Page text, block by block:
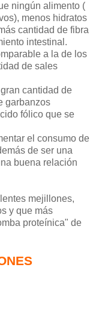
ningún alimento (
menos hidratos
cantidad de fibra
intestinal.
a la de los
de sales
cantidad de
garbanzos
fólico que se
el consumo de
de ser una
buena relación
mejillones,
y que más
proteínica" de